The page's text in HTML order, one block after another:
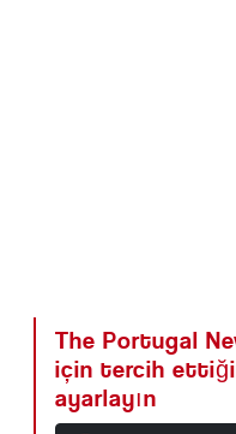
The Portugal
için tercih
ayarlayın